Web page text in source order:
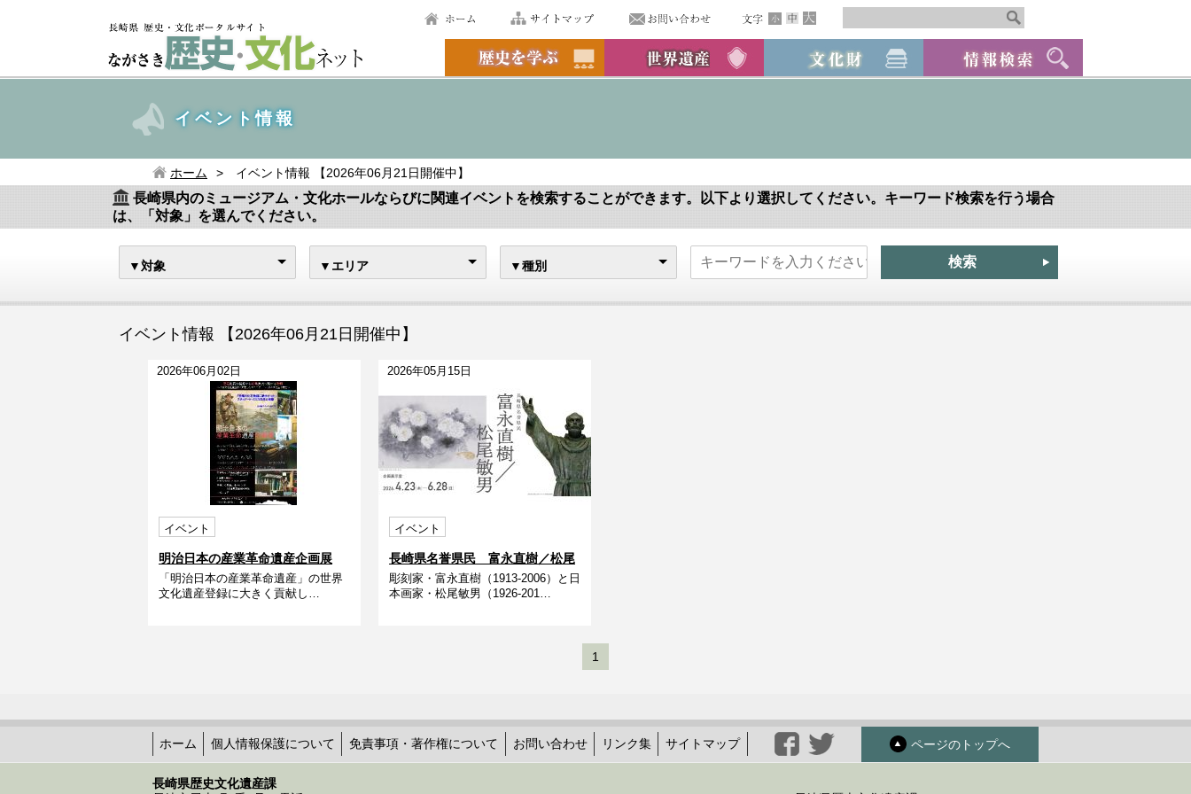
イベント情報
ホーム イベント情報 【2026年06月21日開催中】
長崎県内のミュージアム・文化ホールならびに関連イベントを検索することができます。以下より選択してください。キーワード検索を行う場合
は、「対象」を選んでください。
▼対象 ▼エリア ▼種別
イベント情報 【2026年06月21日開催中】
2026年06月02日
イベント
明治日本の産業革命遺産企画展
「恐竜の化石発掘に夢中だったス
チュアート・スミス先生の本棚」
「明治日本の産業革命遺産」の世界
文化遺産登録に大きく貢献し…
2026年05月15日
イベント
長崎県名誉県民 富永直樹／松尾
敏男
彫刻家・富永直樹（1913-2006）と日
本画家・松尾敏男（1926-201…
1
ホーム 個人情報保護について 免責事項・著作権について お問い合わせ リンク集 サイトマップ ページのトップへ
長崎県歴史文化遺産課